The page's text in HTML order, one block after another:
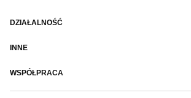
DZIAŁALNOŚĆ
INNE
WSPÓŁPRACA